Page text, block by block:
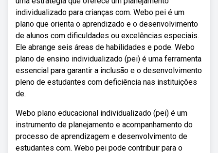
individualizado para crianças com. Webo pei é um
plano que orienta o aprendizado e o desenvolvimento
de alunos com dificuldades ou excelências especiais.
Ele abrange seis áreas de habilidades e pode. Webo
plano de ensino individualizado (pei) é uma ferramenta
essencial para garantir a inclusão e o desenvolvimento
pleno de estudantes com deficiência nas instituições
de.
Webo plano educacional individualizado (pei) é um
instrumento de planejamento e acompanhamento do
processo de aprendizagem e desenvolvimento de
estudantes com. Webo pei pode contribuir para o